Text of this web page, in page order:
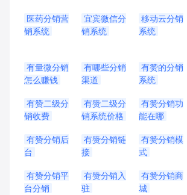
医药分销营
销系统
宜宾微信分
销系统
移动云分销
系统
有量微分销
怎么赚钱
有哪些分销
渠道
有赞的分销
系统
有赞二级分
销收费
有赞二级分
销系统价格
有赞分销功
能在哪
有赞分销后
台
有赞分销链
接
有赞分销模
式
有赞分销平
台分销
有赞分销入
驻
有赞分销商
城